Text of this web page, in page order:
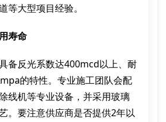
等大型项目经验。
寿命
备反光系数达400mcd以上、耐
的特性。专业施工团队会配
线机等专业设备，并采用玻璃
。要注意供应商是否提供2年以